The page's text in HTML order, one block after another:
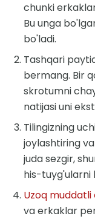
chunki
Bu unga
bo'ladi.
Tashqari
bermang. Bir
skrotumni
natijasi uni
Tilingizning
joylashtiring
juda sezgir,
his-tuyg'ularni
Uzoq muddatli
va erkaklar